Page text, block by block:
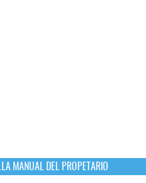
MANUAL DEL PROPETARIO